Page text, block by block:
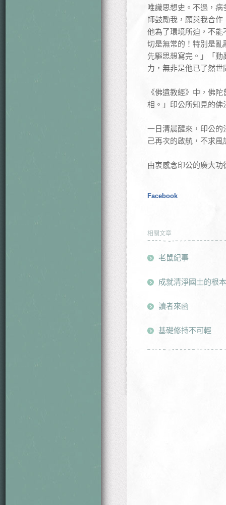
唯識思想史。不過，
師鼓勵我，願與我合
他為了環境所迫，不
切是無常的！特別是
先驅思想寫完。」「
力，無非是他已了然
《佛遺教經》中，佛
相。」印公所知見的
一日清晨醒來，印公
己再次的啟航，不求
由衷感念印公的廣大
Facebook
相關文章
老鼠紀事
成就清淨國土的根
讀者來函
基礎修持不可輕